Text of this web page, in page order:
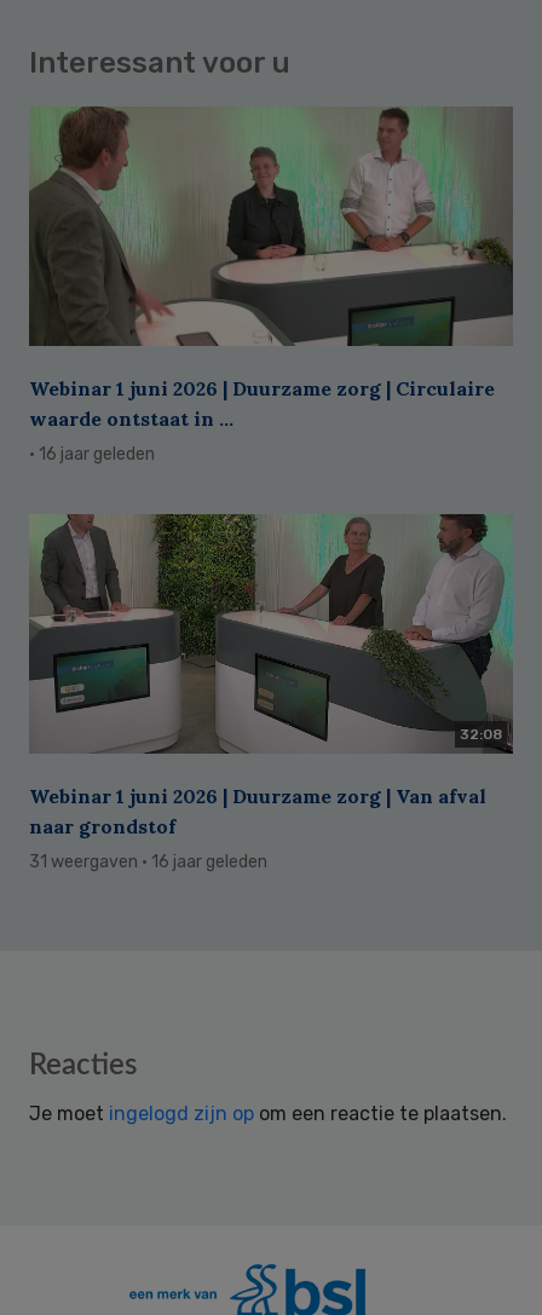
Interessant voor u
Webinar 1 juni 2026 | Duurzame zorg | Circulaire
waarde ontstaat in ...
· 16 jaar geleden
32:08
Webinar 1 juni 2026 | Duurzame zorg | Van afval
naar grondstof
31 weergaven · 16 jaar geleden
Reader
Reacties
Je moet ingelogd zijn op om een reactie te plaatsen.